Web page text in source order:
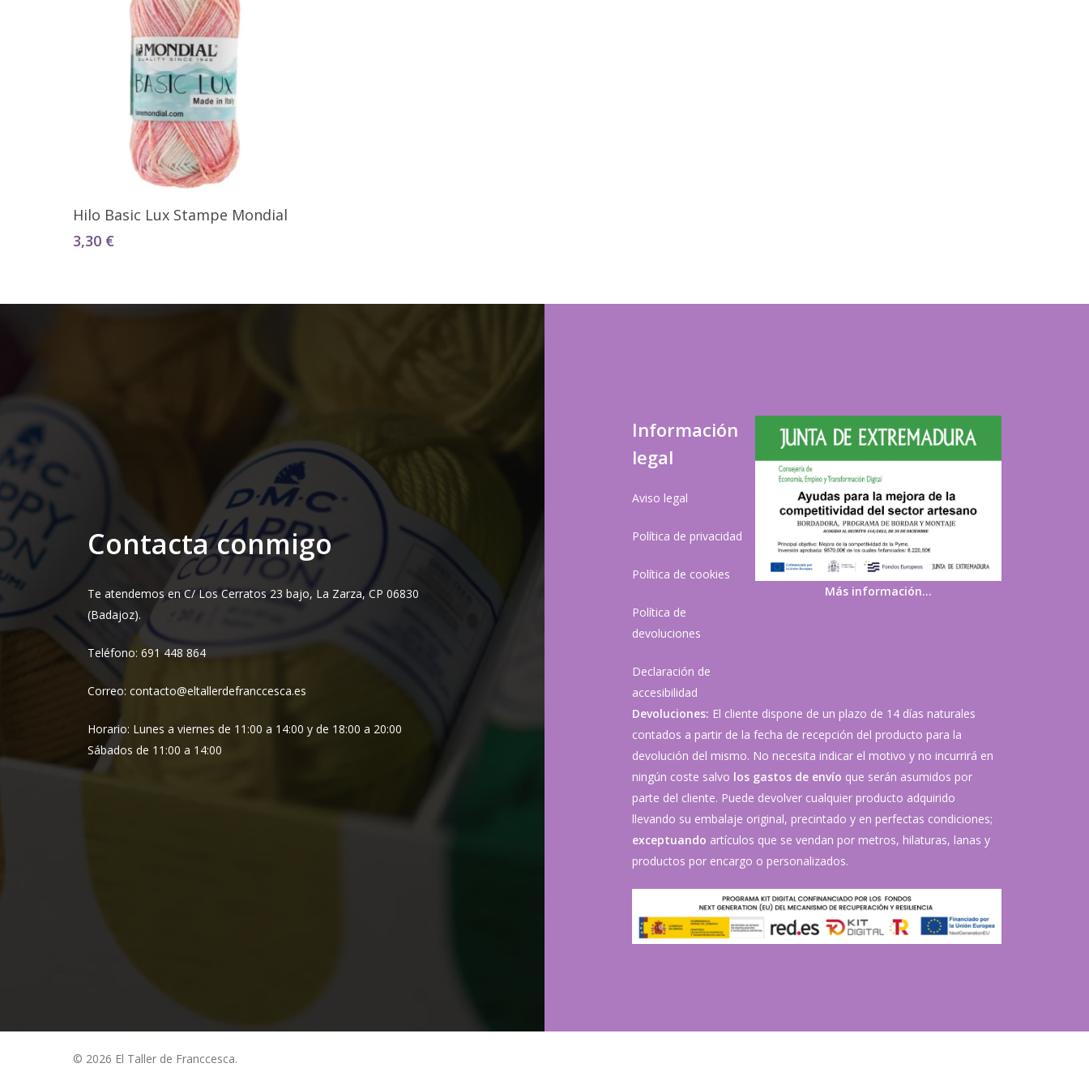
Seleccionar Opciones
Hilo Basic Lux Stampe Mondial
3,30 €
Contacta conmigo
Te atendemos en C/ Los Cerratos 23 bajo, La Zarza, CP 06830
(Badajoz).
Teléfono: 691 448 864
Correo: contacto@eltallerdefranccesca.es
Horario: Lunes a viernes de 11:00 a 14:00 y de 18:00 a 20:00
Sábados de 11:00 a 14:00
Información
legal
Aviso legal
Política de privacidad
Política de cookies
Política de
devoluciones
Declaración de
accesibilidad
Más información…
Devoluciones: El cliente dispone de un plazo de 14 días naturales
contados a partir de la fecha de recepción del producto para la
devolución del mismo. No necesita indicar el motivo y no incurrirá en
ningún coste salvo los gastos de envío que serán asumidos por
parte del cliente. Puede devolver cualquier producto adquirido
llevando su embalaje original, precintado y en perfectas condiciones;
exceptuando artículos que se vendan por metros, hilaturas, lanas y
productos por encargo o personalizados.
© 2026 El Taller de Franccesca.